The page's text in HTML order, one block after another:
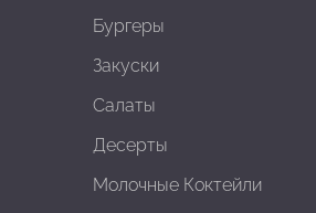
Бургеры
Закуски
Салаты
Десерты
Молочные Коктейли